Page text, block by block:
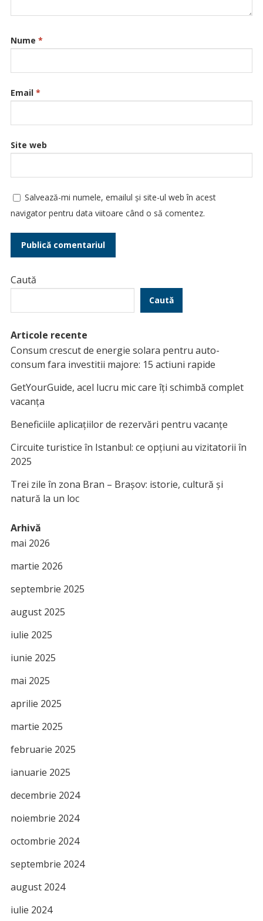
Nume *
Email *
Site web
Salvează-mi numele, emailul și site-ul web în acest
navigator pentru data viitoare când o să comentez.
Caută
Caută
Articole recente
Consum crescut de energie solara pentru auto-
consum fara investitii majore: 15 actiuni rapide
GetYourGuide, acel lucru mic care îți schimbă complet
vacanța
Beneficiile aplicațiilor de rezervări pentru vacanțe
Circuite turistice în Istanbul: ce opțiuni au vizitatorii în
2025
Trei zile în zona Bran – Brașov: istorie, cultură și
natură la un loc
Arhivă
mai 2026
martie 2026
septembrie 2025
august 2025
iulie 2025
iunie 2025
mai 2025
aprilie 2025
martie 2025
februarie 2025
ianuarie 2025
decembrie 2024
noiembrie 2024
octombrie 2024
septembrie 2024
august 2024
iulie 2024